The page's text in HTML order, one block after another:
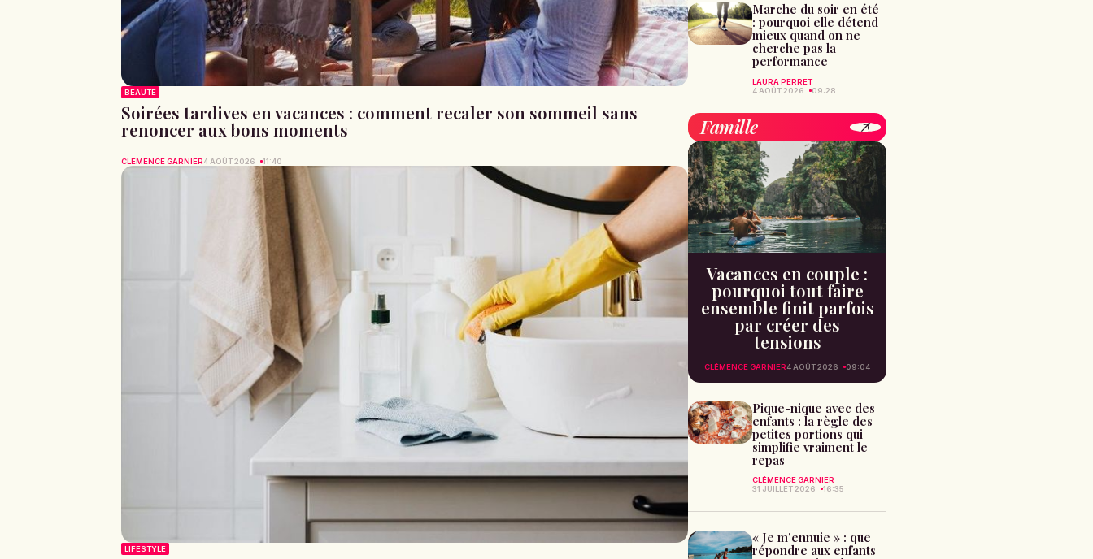
BEAUTÉ
Soirées tardives en vacances : comment recaler son sommeil sans
renoncer aux bons moments
CLÉMENCE GARNIER4 AOÛT 2026 11:40
LIFESTYLE
Marche du soir en été
: pourquoi elle détend
mieux quand on ne
cherche pas la
performance
LAURA PERRET
4 AOÛT 2026
09:28
Famille
Vacances en couple :
pourquoi tout faire
ensemble finit parfois
par créer des
tensions
CLÉMENCE GARNIER4 AOÛT 2026 09:04
Pique-nique avec des
enfants : la règle des
petites portions qui
simplifie vraiment le
repas
CLÉMENCE GARNIER
31 JUILLET 2026
16:35
« Je m’ennuie » : que
répondre aux enfants